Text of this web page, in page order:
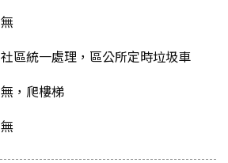
無
社區統一處理，區公所定時垃圾車
無，爬樓梯
無